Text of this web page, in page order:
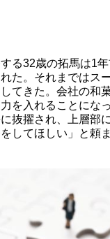
る32歳の拓馬は1
た。それまではス
てきた。会社の和
を入れることにな
抜擢され、上層部
してほしい」と頼ま